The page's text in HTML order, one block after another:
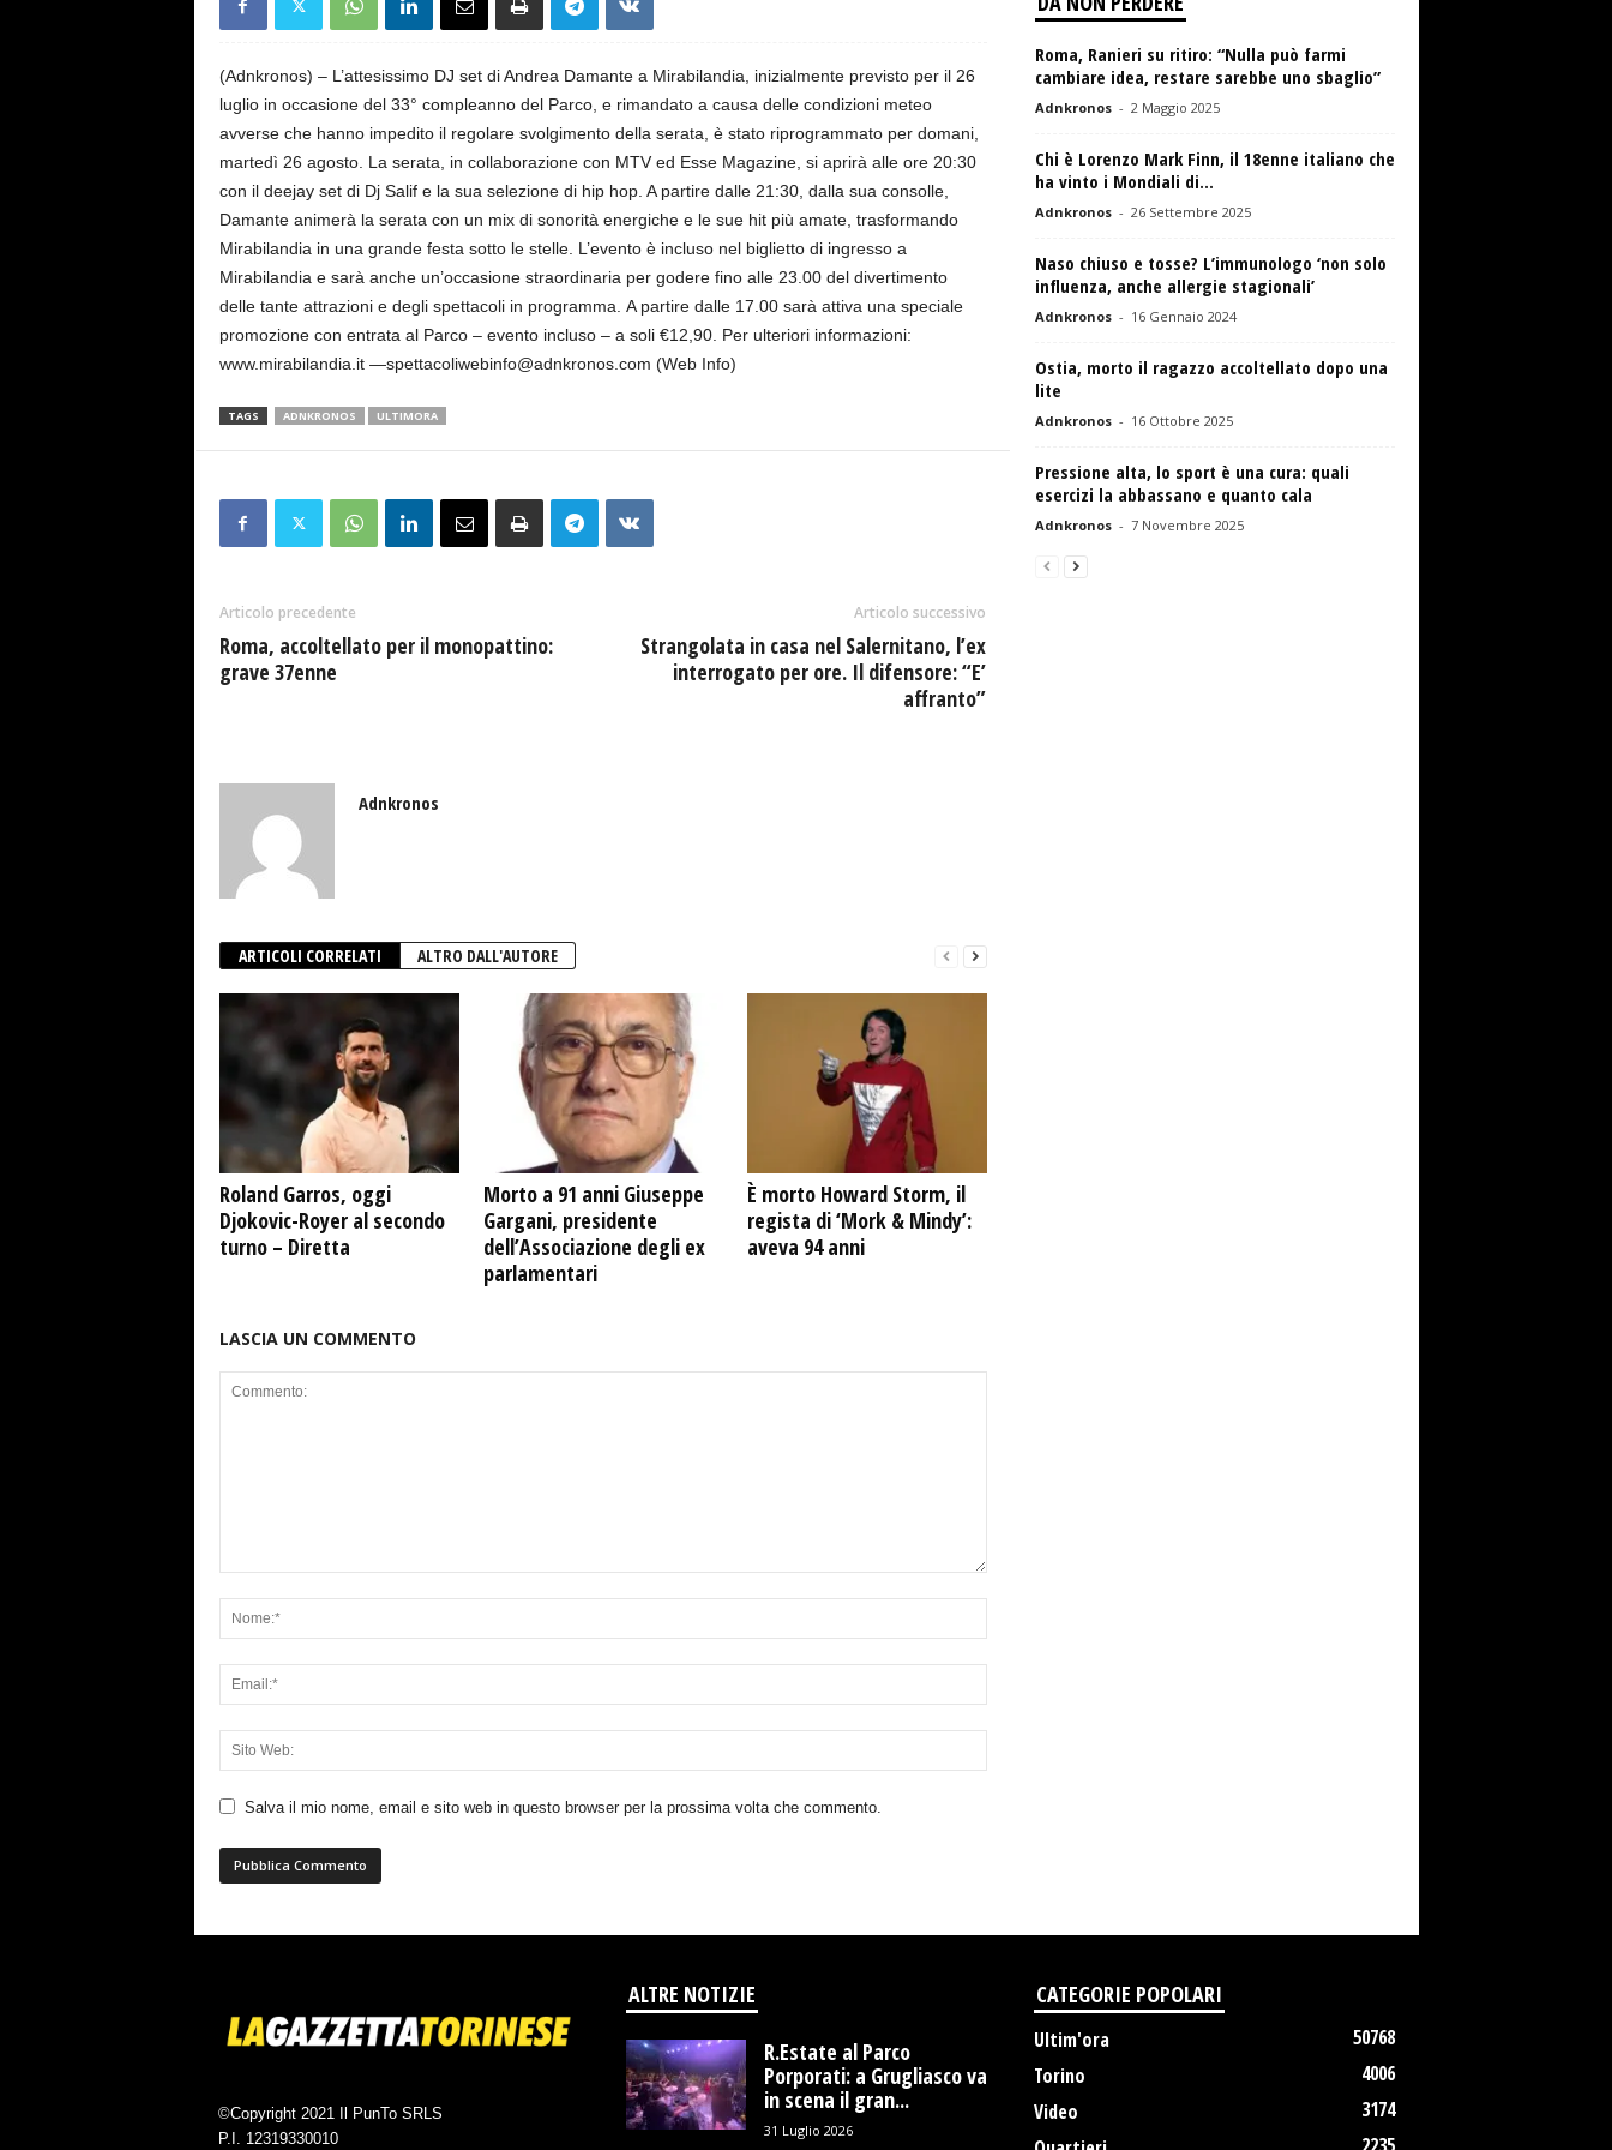
(Adnkronos) – L’attesissimo DJ set di Andrea Damante a Mirabilandia, inizialmente previsto per il 26
luglio in occasione del 33° compleanno del Parco, e rimandato a causa delle condizioni meteo
avverse che hanno impedito il regolare svolgimento della serata, è stato riprogrammato per domani,
martedì 26 agosto. La serata, in collaborazione con MTV ed Esse Magazine, si aprirà alle ore 20:30
con il deejay set di Dj Salif e la sua selezione di hip hop. A partire dalle 21:30, dalla sua consolle,
Damante animerà la serata con un mix di sonorità energiche e le sue hit più amate, trasformando
Mirabilandia in una grande festa sotto le stelle. L’evento è incluso nel biglietto di ingresso a
Mirabilandia e sarà anche un’occasione straordinaria per godere fino alle 23.00 del divertimento
delle tante attrazioni e degli spettacoli in programma. A partire dalle 17.00 sarà attiva una speciale
promozione con entrata al Parco – evento incluso – a soli €12,90. Per ulteriori informazioni:
www.mirabilandia.it —spettacoliwebinfo@adnkronos.com (Web Info)
TAGS ADNKRONOS ULTIMORA
Articolo precedente
Roma, accoltellato per il monopattino:
grave 37enne
Articolo successivo
Strangolata in casa nel Salernitano, l’ex
interrogato per ore. Il difensore: “E’
affranto”
Adnkronos
ARTICOLI CORRELATI ALTRO DALL'AUTORE
Roland Garros, oggi
Djokovic-Royer al secondo
turno – Diretta
Morto a 91 anni Giuseppe
Gargani, presidente
dell’Associazione degli ex
parlamentari
È morto Howard Storm, il
regista di ‘Mork & Mindy’:
aveva 94 anni
LASCIA UN COMMENTO
Salva il mio nome, email e sito web in questo browser per la prossima volta che commento.
Roma, Ranieri su ritiro: “Nulla può farmi
cambiare idea, restare sarebbe uno sbaglio”
Adnkronos - 2 Maggio 2025
Chi è Lorenzo Mark Finn, il 18enne italiano che
ha vinto i Mondiali di...
Adnkronos - 26 Settembre 2025
Naso chiuso e tosse? L’immunologo ‘non solo
influenza, anche allergie stagionali’
Adnkronos - 16 Gennaio 2024
Ostia, morto il ragazzo accoltellato dopo una
lite
Adnkronos - 16 Ottobre 2025
Pressione alta, lo sport è una cura: quali
esercizi la abbassano e quanto cala
Adnkronos - 7 Novembre 2025
©Copyright 2021 Il PunTo SRLS
P.I. 12319330010
ALTRE NOTIZIE
R.Estate al Parco
Porporati: a Grugliasco va
in scena il gran...
31 Luglio 2026
CATEGORIE POPOLARI
Ultim'ora
50768
Torino
4006
Video
3174